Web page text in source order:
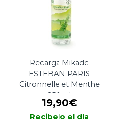
cantidad
Recarga Mikado
ESTEBAN PARIS
Citronnelle et Menthe
250ml
19,90€
Recibelo el día